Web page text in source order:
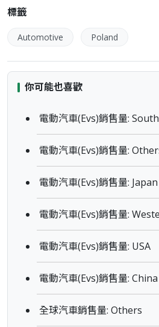
標籤
Automotive Poland
你可能也喜歡
電動汽車(Evs)銷售量:
電動汽車(Evs)銷售量:
電動汽車(Evs)銷售量: Japan
電動汽車(Evs)銷售量:
電動汽車(Evs)銷售量: USA
電動汽車(Evs)銷售量: China
全球汽車銷售量: Others